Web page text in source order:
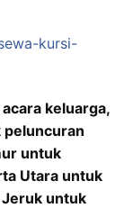
kursi-
keluarga,
peluncuran
untuk
Utara untuk
untuk